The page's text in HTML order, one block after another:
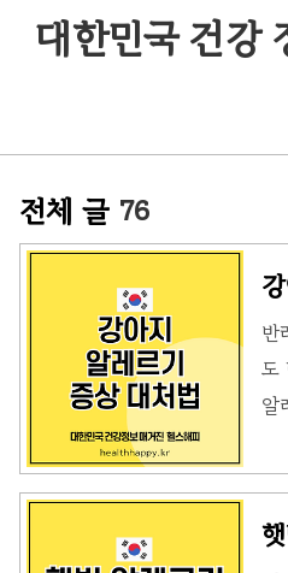
대한민국 건강
전체 글 76
반
도
알
지